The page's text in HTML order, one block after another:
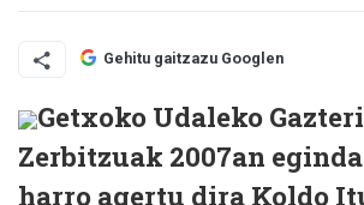
Gehitu gaitzazu Googlen
Getxoko Udaleko
Zerbitzuak 2007an
harro agertu dira Koldo